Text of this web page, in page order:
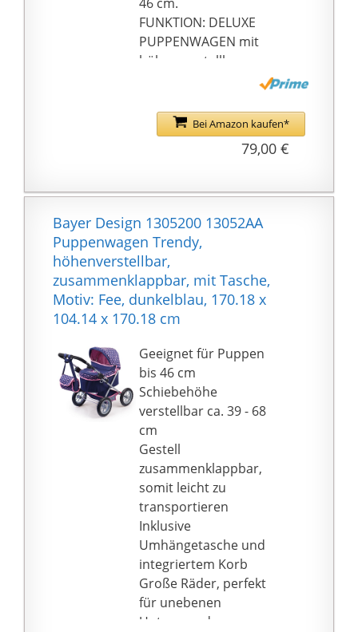
FUNKTION: DELUXE
PUPPENWAGEN mit
höhenverstellbarem
Puppenflaschenhalter
und großem
Einkaufskorb. Die 19 cm
robust und sportlich.
ZUBEHÖR:
PUPPENSPIELECKE/
SPIELZEUGKISTE in
passendem Farbdesign.
Der Bezug lässt sich
leicht abnehmen und
ist
waschmaschinenfest.
EXTRAS: Die DAZU
PASSENDE
WINDELTASCHE ist ideal
für die Aufbewahrung
des 15-TEILIGEN
Puppenzubehör zum
Füttern und Pflegen.
Bei Amazon kaufen*
79,00 €
Bayer Design 1305200 13052AA
Puppenwagen Trendy,
höhenverstellbar,
zusammenklappbar, mit Tasche,
Motiv: Fee, dunkelblau, ‎170.18 x
104.14 x 170.18 cm
Geeignet für Puppen
bis 46 cm
Schiebehöhe
verstellbar ca. 39 - 68
cm
Gestell
zusammenklappbar,
somit leicht zu
transportieren
Inklusive
Umhängetasche und
integriertem Korb
Große Räder, perfekt
für unebenen
Untergrund